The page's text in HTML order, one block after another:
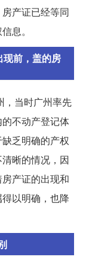
产证已经等同
息。
前，盖的房
，当时广州率先
不动产登记体
乏明确的产权
晰的情况，因
产证的出现和
以明确，也降